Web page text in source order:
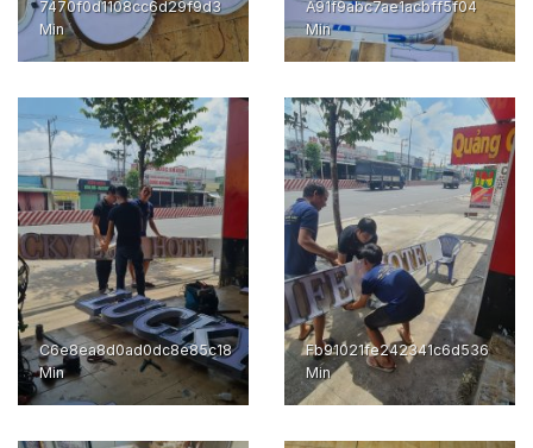
7470f0d1108cc6d29f9d3
Min
A91f9abc7ae1acbff5f04
Min
C6e8ea8d0ad0dc8e85c18
Min
Fb91021fe242341c6d536
Min